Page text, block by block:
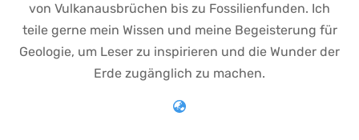
von Vulkanausbrüchen bis zu Fossilienfunden. Ich
teile gerne mein Wissen und meine Begeisterung für
Geologie, um Leser zu inspirieren und die Wunder der
Erde zugänglich zu machen.